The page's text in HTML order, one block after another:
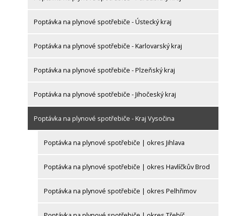
Poptávka na plynové spotřebiče - Ústecký kraj
Poptávka na plynové spotřebiče - Karlovarský kraj
Poptávka na plynové spotřebiče - Plzeňský kraj
Poptávka na plynové spotřebiče - Jihočeský kraj
Poptávka na plynové spotřebiče - Kraj Vysočina
Poptávka na plynové spotřebiče | okres Jihlava
Poptávka na plynové spotřebiče | okres Havlíčkův Brod
Poptávka na plynové spotřebiče | okres Pelhřimov